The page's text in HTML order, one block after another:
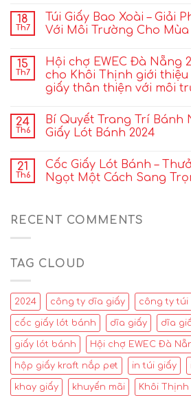
18
Th7
Túi Giấy Bao Xoài – Giải
Với Môi Trường Cho Mùa
15
Th7
Hội chợ EWEC Đà Nẵng
cho Khôi Thịnh giới
giấy thân thiện với môi
24
Th6
Bí Quyết Trang Trí Bánh
Giấy Lót Bánh 2024
21
Th6
Cốc Giấy Lót Bánh –
Ngọt Một Cách Sang
RECENT COMMENTS
TAG CLOUD
2024 công ty dĩa giấy công ty túi
cốc giấy lót bánh dĩa giấy dĩa
giấy lót bánh Hội chợ EWEC Đà
hộp giấy kraft nắp pet in túi giấy
khay giấy khuyến mãi Khôi Thịnh